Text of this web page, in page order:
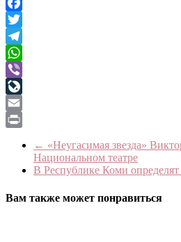
Odnoklassniki
Facebook
Twitter
Telegram
WhatsApp
Viber
LiveJournal
Email
← «Неугасимая звезда»
Национальном театре
В Республике Коми
Вам также может понравиться